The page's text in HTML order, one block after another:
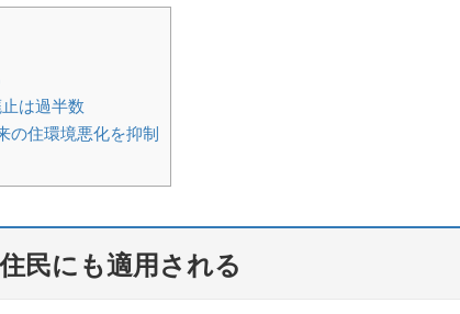
は過半数
の住環境悪化を抑制
民にも適用される